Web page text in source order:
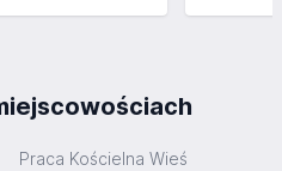
Praca Kościelna Wieś